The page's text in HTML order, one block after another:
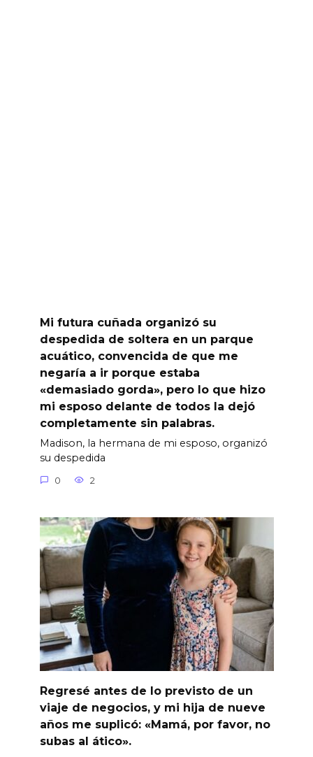
Mi futura cuñada organizó su
despedida de soltera en un parque
acuático, convencida de que me
negaría a ir porque estaba
«demasiado gorda», pero lo que hizo
mi esposo delante de todos la dejó
completamente sin palabras.
Madison, la hermana de mi esposo, organizó
su despedida
0 2
Regresé antes de lo previsto de un
viaje de negocios, y mi hija de nueve
años me suplicó: «Mamá, por favor, no
subas al ático».